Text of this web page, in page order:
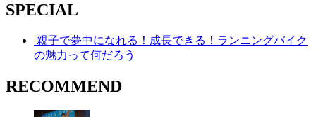
SPECIAL
親子で夢中になれる！成長できる！ランニングバイク
の魅力って何だろう
RECOMMEND